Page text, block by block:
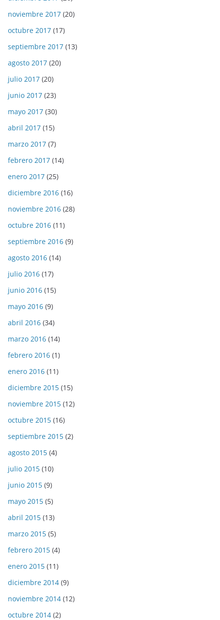
noviembre 2017 (20)
octubre 2017 (17)
septiembre 2017 (13)
agosto 2017 (20)
julio 2017 (20)
junio 2017 (23)
mayo 2017 (30)
abril 2017 (15)
marzo 2017 (7)
febrero 2017 (14)
enero 2017 (25)
diciembre 2016 (16)
noviembre 2016 (28)
octubre 2016 (11)
septiembre 2016 (9)
agosto 2016 (14)
julio 2016 (17)
junio 2016 (15)
mayo 2016 (9)
abril 2016 (34)
marzo 2016 (14)
febrero 2016 (1)
enero 2016 (11)
diciembre 2015 (15)
noviembre 2015 (12)
octubre 2015 (16)
septiembre 2015 (2)
agosto 2015 (4)
julio 2015 (10)
junio 2015 (9)
mayo 2015 (5)
abril 2015 (13)
marzo 2015 (5)
febrero 2015 (4)
enero 2015 (11)
diciembre 2014 (9)
noviembre 2014 (12)
octubre 2014 (2)